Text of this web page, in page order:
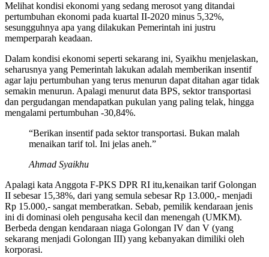
Melihat kondisi ekonomi yang sedang merosot yang ditandai
pertumbuhan ekonomi pada kuartal II-2020 minus 5,32%,
sesungguhnya apa yang dilakukan Pemerintah ini justru
memperparah keadaan.
Dalam kondisi ekonomi seperti sekarang ini, Syaikhu menjelaskan,
seharusnya yang Pemerintah lakukan adalah memberikan insentif
agar laju pertumbuhan yang terus menurun dapat ditahan agar tidak
semakin menurun. Apalagi menurut data BPS, sektor transportasi
dan pergudangan mendapatkan pukulan yang paling telak, hingga
mengalami pertumbuhan -30,84%.
“Berikan insentif pada sektor transportasi. Bukan malah
menaikan tarif tol. Ini jelas aneh.”
Ahmad Syaikhu
Apalagi kata Anggota F-PKS DPR RI itu,kenaikan tarif Golongan
II sebesar 15,38%, dari yang semula sebesar Rp 13.000,- menjadi
Rp 15.000,- sangat memberatkan. Sebab, pemilik kendaraan jenis
ini di dominasi oleh pengusaha kecil dan menengah (UMKM).
Berbeda dengan kendaraan niaga Golongan IV dan V (yang
sekarang menjadi Golongan III) yang kebanyakan dimiliki oleh
korporasi.